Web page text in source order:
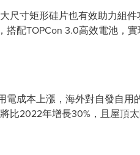
尺寸矩形硅片也有效助力組
配TOPCon 3.0高效電池，實
成本上漲，海外對自發自
比2022年增長30%，且屋頂